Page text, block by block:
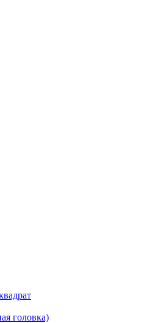
головка)